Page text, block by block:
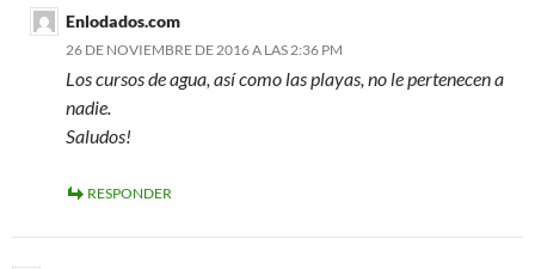
Enlodados.com
26 DE NOVIEMBRE DE 2016 A LAS 2:36 PM
Los cursos de agua, así­ como las playas, no le pertenecen a
nadie.
Saludos!
RESPONDER